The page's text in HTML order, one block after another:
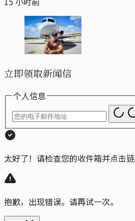
立即领取新闻信
个人信息
太好了！请检查您的收件箱并点击链
抱歉，出现错误。请再试一次。